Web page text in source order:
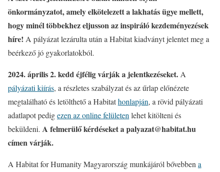
önkormányzatot, amely elkötelezett a lakhatás ügye mellett,
hogy minél többekhez eljusson az inspiráló kezdeményezések
híre! A pályázat lezárulta után a Habitat kiadványt jelentet meg a
beérkező jó gyakorlatokból.
2024. április 2. kedd éjfélig várják a jelentkezéseket. A
pályázati kiírás, a részletes szabályzat és az űrlap előnézete
megtalálható és letölthető a Habitathonlapján, a rövid pályázati
adatlapot pedigezen az online felületen lehet kitölteni és
beküldeni. A felmerülő kérdéseket a palyazat@habitat.hu
címen várják.
A Habitat for Humanity Magyarország munkájáról bővebben a